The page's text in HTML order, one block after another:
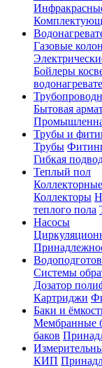
Газовые
Бойлеры
Бытовая
Трубы и
Трубы
Гибкая
Теплый пол
Коллекторы
теплого пола
Насосы
Системы
Дозатор
Картриджи
Баки и
Мембранные
баков
КИП